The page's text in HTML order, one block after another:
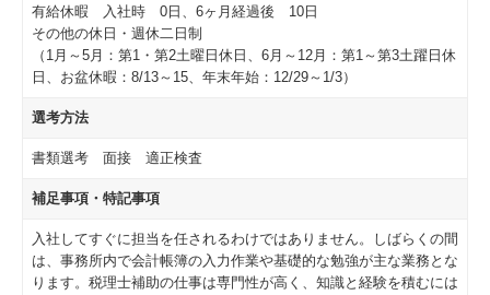
有給休暇 入社時 0日、6ヶ月経過後 10日
その他の休日・週休二日制
（1月～5月：第1・第2土曜日休日、6月～12月：第1～第3土躍日休
日、お盆休暇：8/13～15、年末年始：12/29～1/3）
選考方法
書類選考 面接 適正検査
補足事項・特記事項
入社してすぐに担当を任されるわけではありません。しばらくの間
は、事務所内で会計帳簿の入力作業や基礎的な勉強が主な業務とな
ります。税理士補助の仕事は専門性が高く、知識と経験を積むには